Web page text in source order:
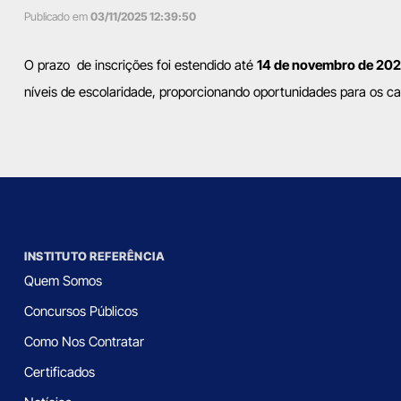
Publicado em 03/11/2025 12:39:50
O prazo de inscrições foi estendido até 14 de novembro de
níveis de escolaridade, proporcionando oportunidades para os
INSTITUTO REFERÊNCIA
Quem Somos
Concursos Públicos
Como Nos Contratar
Certificados